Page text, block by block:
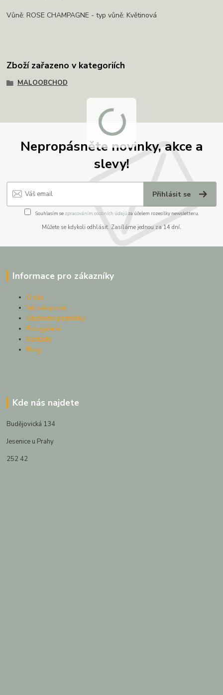
Vůně: ROSE CHAMPAGNE - typ vůně: Květinová
Zboží zařazeno v kategoriích
MALOOBCHOD
Nepropásněte novinky, akce a
slevy!
Přihlásit se
Souhlasím se zpracováním osobních údajůza účelem rozesílky newsletteru.
Můžete se kdykoli odhlásit. Zasíláme jednou za 14 dní.
Informace pro zákazníky
O nás
Jak nakupovat
Obchodní podmínky
Fotogalerie
Kontakty
Blog
Kde nás najdete
Budějovická 134
Jesenice u Prahy
252 42